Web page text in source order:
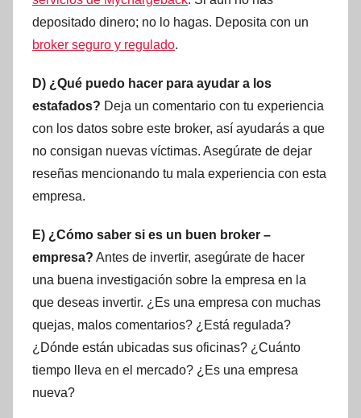
depositado dinero; no lo hagas. Deposita con un
broker seguro y regulado.
D) ¿Qué puedo hacer para ayudar a los
estafados? Deja un comentario con tu experiencia
con los datos sobre este broker, así ayudarás a que
no consigan nuevas víctimas. Asegúrate de dejar
reseñas mencionando tu mala experiencia con esta
empresa.
E) ¿Cómo saber si es un buen broker –
empresa? Antes de invertir, asegúrate de hacer
una buena investigación sobre la empresa en la
que deseas invertir. ¿Es una empresa con muchas
quejas, malos comentarios? ¿Está regulada?
¿Dónde están ubicadas sus oficinas? ¿Cuánto
tiempo lleva en el mercado? ¿Es una empresa
nueva?